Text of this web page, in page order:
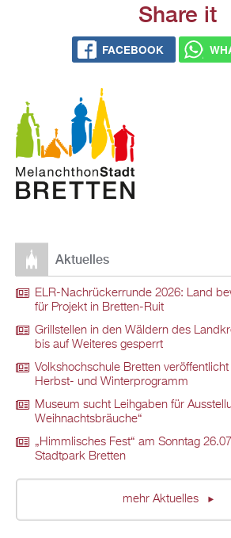
Share it
FACEBOOK
Aktuelles
ELR-Nachrückerrunde 2026: Land
für Projekt in Bretten-Ruit
Grillstellen in den Wäldern des
bis auf Weiteres gesperrt
Volkshochschule Bretten veröffentlicht
Herbst- und Winterprogramm
Museum sucht Leihgaben für
Weihnachtsbräuche“
„Himmlisches Fest“ am Sonntag
Stadtpark Bretten
mehr Aktuelles